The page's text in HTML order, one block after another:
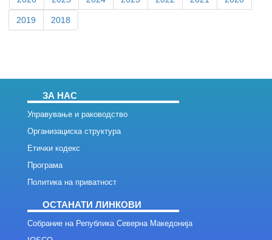
2019 2018
ЗА НАС
Управување и раководство
Организациска структура
Етички кодекс
Програма
Политика на приватност
ОСТАНАТИ ЛИНКОВИ
Собрание на Република Северна Македонија